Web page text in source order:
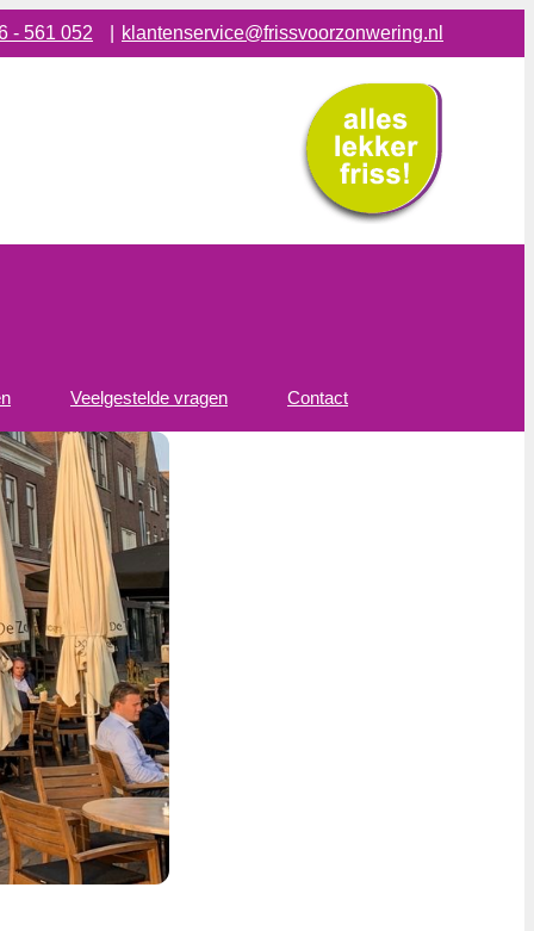
- 561 052 klantenservice@frissvoorzonwering.nl
Veelgestelde vragen Contact